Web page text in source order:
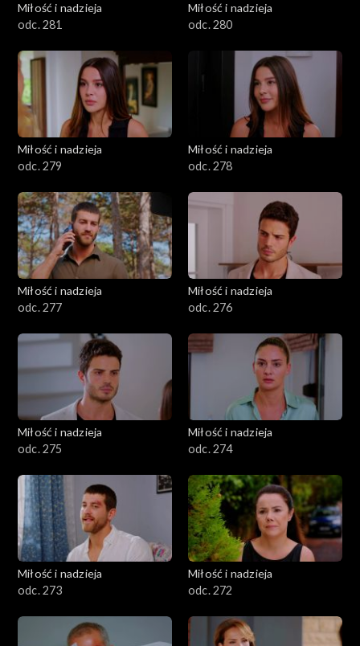
Miłość i nadzieja
odc. 281
Miłość i nadzieja
odc. 280
Miłość i nadzieja
odc. 279
Miłość i nadzieja
odc. 278
Miłość i nadzieja
odc. 277
Miłość i nadzieja
odc. 276
Miłość i nadzieja
odc. 275
Miłość i nadzieja
odc. 274
Miłość i nadzieja
odc. 273
Miłość i nadzieja
odc. 272